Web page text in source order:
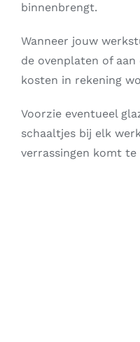
binnenbrengt.
Wanneer jouw
de ovenplaten of
kosten in rekening
Voorzie eventueel
schaaltjes bij elk
verrassingen komt te